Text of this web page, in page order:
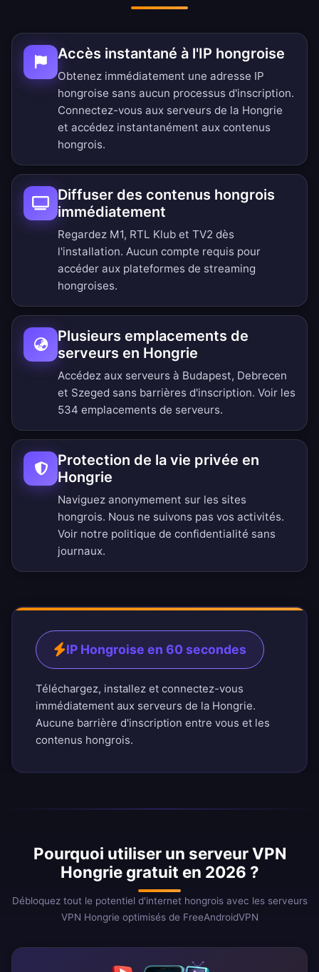
Accès instantané à l'IP hongroise
Obtenez immédiatement une adresse IP
hongroise sans aucun processus d'inscription.
Connectez-vous aux serveurs de la Hongrie
et accédez instantanément aux contenus
hongrois.
Diffuser des contenus hongrois
immédiatement
Regardez M1, RTL Klub et TV2 dès
l'installation. Aucun compte requis pour
accéder aux plateformes de streaming
hongroises.
Plusieurs emplacements de
serveurs en Hongrie
Accédez aux serveurs à Budapest, Debrecen
et Szeged sans barrières d'inscription. Voir les
534 emplacements de serveurs.
Protection de la vie privée en
Hongrie
Naviguez anonymement sur les sites
hongrois. Nous ne suivons pas vos activités.
Voir notre politique de confidentialité sans
journaux.
IP Hongroise en 60 secondes
Téléchargez, installez et connectez-vous
immédiatement aux serveurs de la Hongrie.
Aucune barrière d'inscription entre vous et les
contenus hongrois.
Pourquoi utiliser un serveur VPN
Hongrie gratuit en 2026 ?
Débloquez tout le potentiel d'internet hongrois avec les serveurs
VPN Hongrie optimisés de FreeAndroidVPN